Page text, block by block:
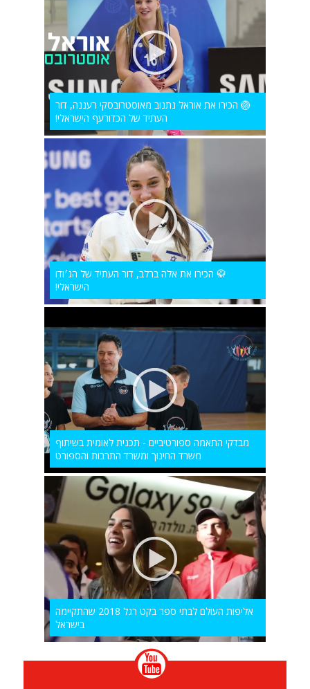
🏐 הכירו את אוראל נתנוב מאוסטרובסקי רעננה, דור
העתיד של הכדורעף הישראלי!
🥋 הכירו את אלה ברלב, דור העתיד של הג׳ודו
הישראלי!
מבדקי התאמה ספורטיביים - תכנית לאומית בשיתוף
משרד החינוך ומשרד התרבות והספורט
אליפות העולם לבתי ספר בקט רגל 2018 שהתקיימה
בישראל